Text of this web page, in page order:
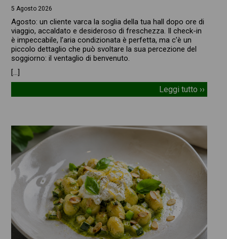
5 Agosto 2026
Agosto: un cliente varca la soglia della tua hall dopo ore di
viaggio, accaldato e desideroso di freschezza. Il check-in
è impeccabile, l’aria condizionata è perfetta, ma c’è un
piccolo dettaglio che può svoltare la sua percezione del
soggiorno: il ventaglio di benvenuto.
[…]
Leggi tutto ››